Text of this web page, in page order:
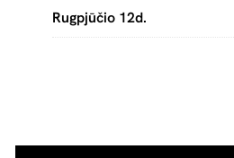
Rugpjūčio 12d.